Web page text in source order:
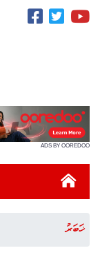
ADS BY OOREDOO
ޚަބަރު